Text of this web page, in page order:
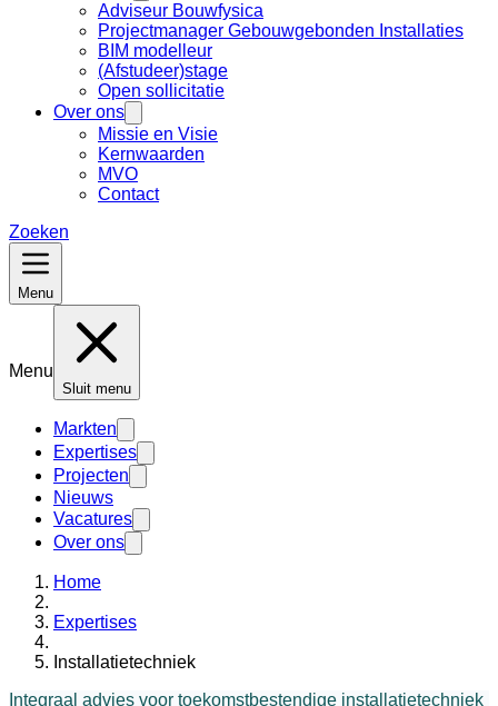
Adviseur Bouwfysica
Projectmanager Gebouwgebonden Installaties
BIM modelleur
(Afstudeer)stage
Open sollicitatie
Over ons
Missie en Visie
Kernwaarden
MVO
Contact
Zoeken
Menu
Menu
Sluit menu
Markten
Expertises
Projecten
Nieuws
Vacatures
Over ons
Home
Expertises
Installatietechniek
Integraal advies voor toekomstbestendige installatietechniek